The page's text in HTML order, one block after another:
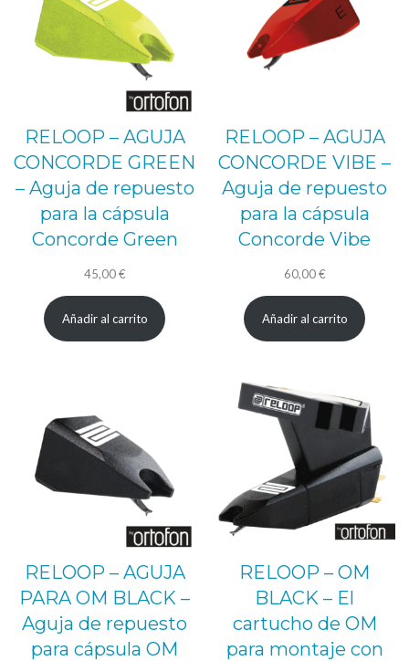
RELOOP – AGUJA
CONCORDE GREEN
– Aguja de repuesto
para la cápsula
Concorde Green
45,00€
Añadir al carrito
RELOOP – AGUJA
CONCORDE VIBE –
Aguja de repuesto
para la cápsula
Concorde Vibe
60,00€
Añadir al carrito
RELOOP – AGUJA
PARA OM BLACK –
Aguja de repuesto
para cápsula OM
RELOOP – OM
BLACK – El
cartucho de OM
para montaje con